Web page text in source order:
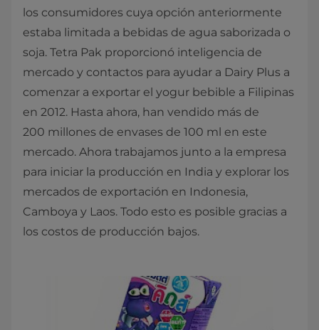
los consumidores cuya opción anteriormente
estaba limitada a bebidas de agua saborizada o
soja. Tetra Pak proporcionó inteligencia de
mercado y contactos para ayudar a Dairy Plus a
comenzar a exportar el yogur bebible a Filipinas
en 2012. Hasta ahora, han vendido más de
200 millones de envases de 100 ml en este
mercado. Ahora trabajamos junto a la empresa
para iniciar la producción en India y explorar los
mercados de exportación en Indonesia,
Camboya y Laos. Todo esto es posible gracias a
los costos de producción bajos.